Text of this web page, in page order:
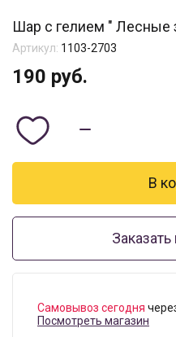
Шар с гелием " Лесные
Артикул: 1103-2703
190 руб.
Самовывоз сегодня
Посмотреть магазин